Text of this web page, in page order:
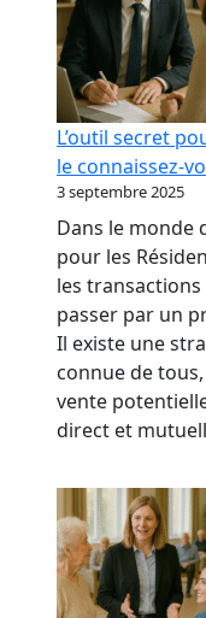
L’outil secret
le connaissez-
3 septembre 2025
Dans le monde
pour les
les
passer par un
Il existe une
connue de
vente
direct et